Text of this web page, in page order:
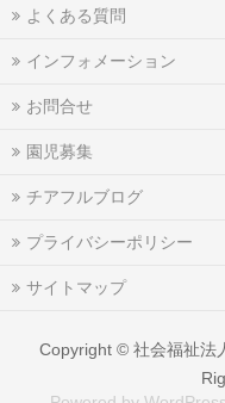
よくある質問
インフォメーション
お問合せ
園児募集
チアフルブログ
プライバシーポリシー
サイトマップ
Copyright © 社会福祉法